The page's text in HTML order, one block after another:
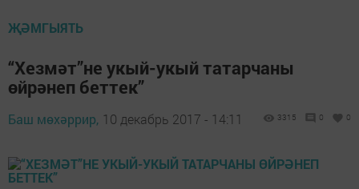
ҖӘМГЫЯТЬ
“Хезмәт”не укый-укый татарчаны
өйрәнеп беттек”
Баш мөхәррир, 10 декабрь 2017 - 14:11 3315 0 0